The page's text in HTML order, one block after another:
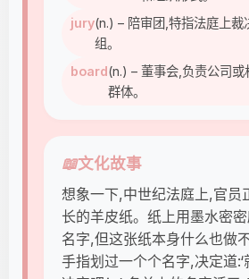
jury(n.) – 陪审团,特指法庭上裁
组。
board(n.) – 董事会,负责公司
群体。
📖文化故事
想象一下,中世纪法庭上,官员
长的羊皮纸。纸上用墨水密
名字,但这张纸本身什么也做
手指划过一个个名字,决定道:‘